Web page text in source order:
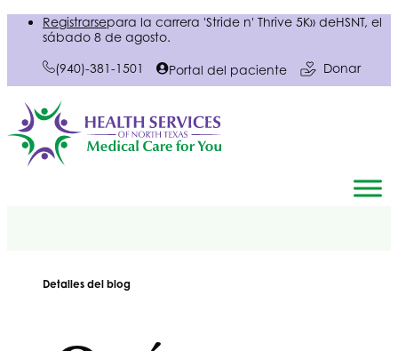
Registrarsepara la carrera 'Stride n' Thrive 5K» deHSNT, el
sábado 8 de agosto.
(940)-381-1501 Portal del paciente Donar
Detalles del blog